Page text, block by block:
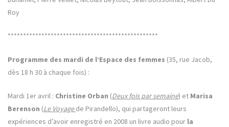
Roy
*************************************************
Programme des mardi de l’Espace des femmes (35, rue Jacob,
dès 18 h 30 à chaque fois) :
Mardi 1er avril : Christine Orban (Deux fois par semaine) et Marisa
Berenson (Le Voyagede Pirandello), qui partageront leurs
expériences d’avoir enregistré en 2008 un livre audio pour la